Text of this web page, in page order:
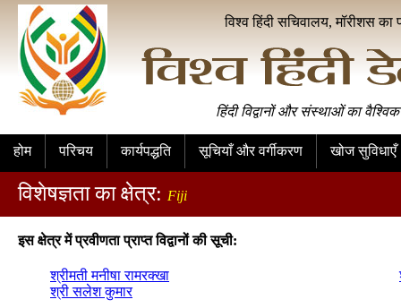
विश्व हिंदी सचिवालय, मॉरीशस का
हिंदी विद्वानों और संस्थाओं का
होम परिचय कार्यपद्धति सूचियाँ और वर्गीकरण खोज सुविधाएँ
विशेषज्ञता का क्षेत्र: Fiji
इस क्षेत्र में प्रवीणता प्राप्त विद्वानों की सूची:
श्रीमती मनीषा रामरक्खा
श्री सलेश कुमार